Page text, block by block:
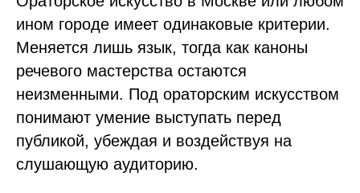
ином городе имеет одинаковые критерии.
Меняется лишь язык, тогда как каноны
речевого мастерства остаются
неизменными. Под ораторским искусством
понимают умение выступать перед
публикой, убеждая и воздействуя на
слушающую аудиторию.